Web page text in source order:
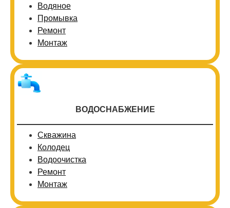
Водяное
Промывка
Ремонт
Монтаж
ВОДОСНАБЖЕНИЕ
Скважина
Колодец
Водоочистка
Ремонт
Монтаж